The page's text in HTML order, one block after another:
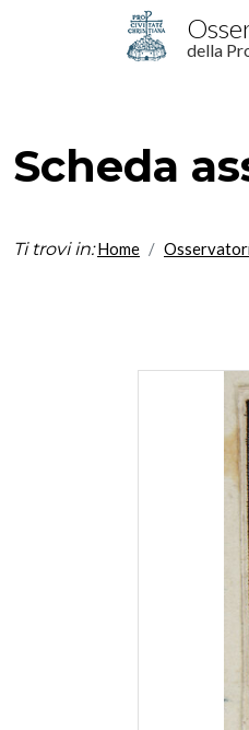
Salta al contenuto principale
della
Scheda
Ti trovi in: Home